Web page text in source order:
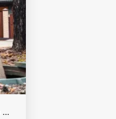
557554000